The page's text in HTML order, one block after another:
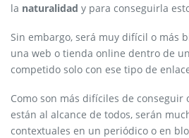
la naturalidad y para conseguirla
Sin embargo, será muy difícil o más
una web o tienda online dentro de
competido solo con ese tipo de
Como son más difíciles de conseguir
están al alcance de todos, serán
contextuales en un periódico o en